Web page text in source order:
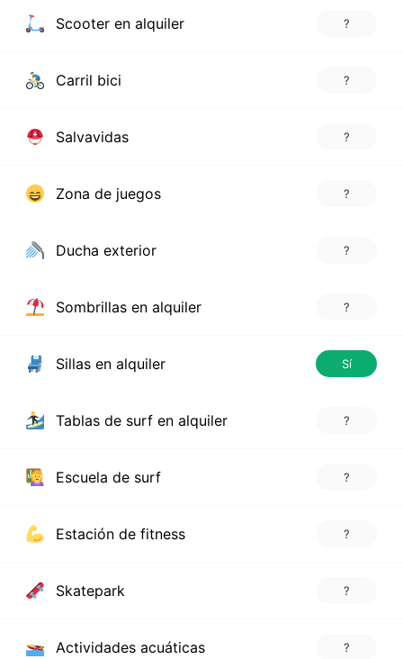
Scooter en alquiler ?
Carril bici ?
Salvavidas ?
Zona de juegos ?
Ducha exterior ?
Sombrillas en alquiler ?
Sillas en alquiler Sí
Tablas de surf en alquiler ?
Escuela de surf ?
Estación de fitness ?
Skatepark ?
Actividades acuáticas ?